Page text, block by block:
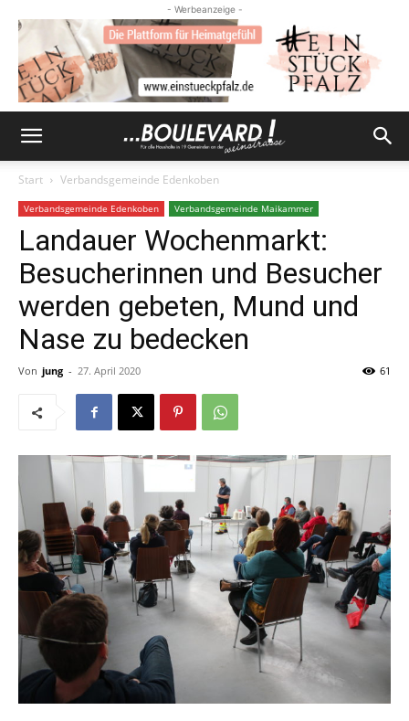
- Werbeanzeige -
Start Verbandsgemeinde Edenkoben
Verbandsgemeinde Edenkoben Verbandsgemeinde Maikammer
Landauer Wochenmarkt:
Besucherinnen und Besucher
werden gebeten, Mund und
Nase zu bedecken
Von jung - 27. April 2020 61